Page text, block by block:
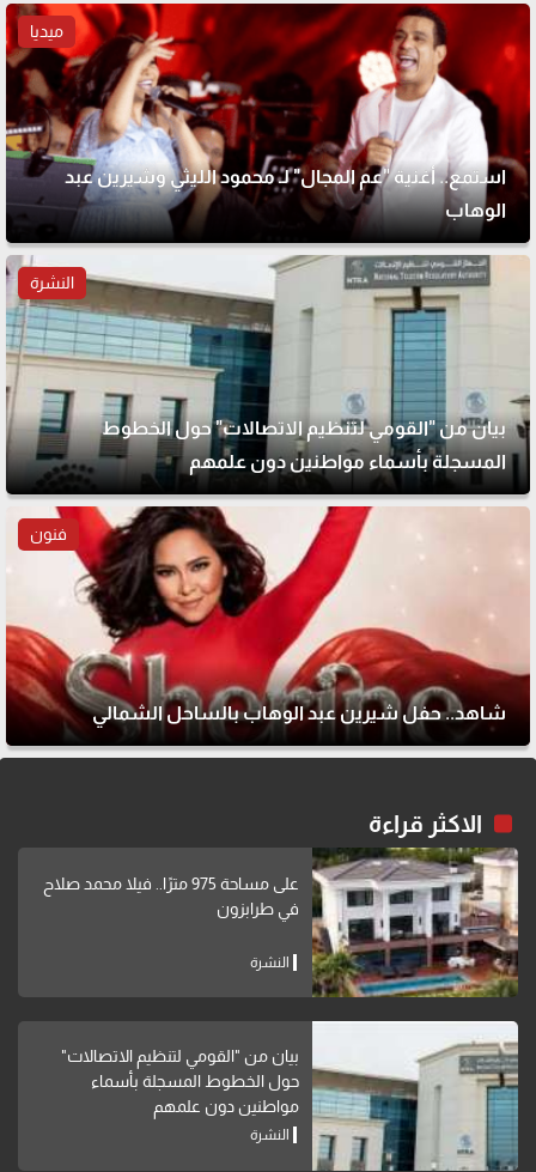
ميديا
استمع.. أغنية "عم المجال" لـ محمود الليثي وشيرين عبد
الوهاب
النشرة
بيان من "القومي لتنظيم الاتصالات" حول الخطوط
المسجلة بأسماء مواطنين دون علمهم
فنون
شاهد.. حفل شيرين عبد الوهاب بالساحل الشمالي
الاكثر قراءة
على مساحة 975 مترًا.. فيلا محمد صلاح
في طرابزون
النشرة
بيان من "القومي لتنظيم الاتصالات"
حول الخطوط المسجلة بأسماء
مواطنين دون علمهم
النشرة